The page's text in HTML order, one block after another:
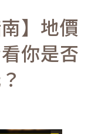
】地價
你是否